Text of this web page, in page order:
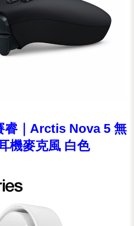
睿｜Arctis Nova 5 無
機麥克風 白色